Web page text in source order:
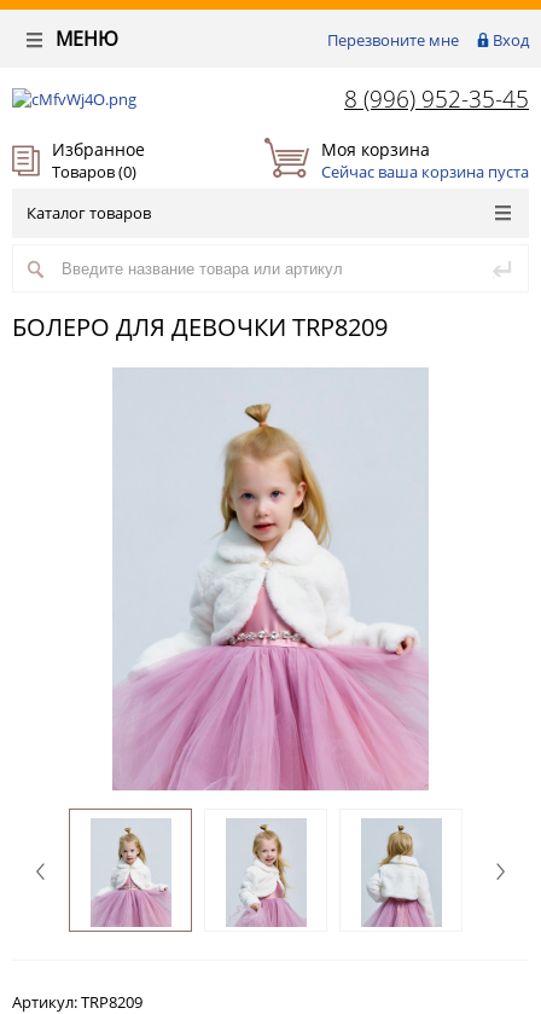
Перезвоните мне Вход
МЕНЮ
8 (996) 952-35-45
Избранное
Товаров (0)
Моя корзина
Сейчас ваша корзина пуста
Каталог товаров
БОЛЕРО ДЛЯ ДЕВОЧКИ TRP8209
Артикул:TRP8209